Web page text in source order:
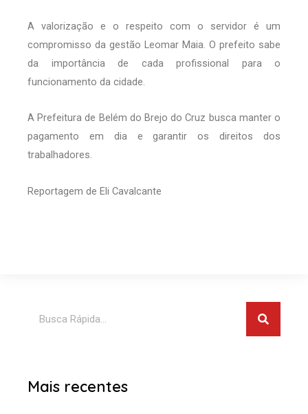
A valorização e o respeito com o servidor é um
compromisso da gestão Leomar Maia. O prefeito sabe
da importância de cada profissional para o
funcionamento da cidade.
A Prefeitura de Belém do Brejo do Cruz busca manter o
pagamento em dia e garantir os direitos dos
trabalhadores.
Reportagem de Eli Cavalcante
Mais recentes